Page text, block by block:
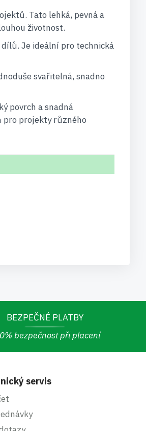
Tato lehká, pevná a
životnost.
Je ideální pro technická
svařitelná, snadno
povrch a snadná
pro projekty různého
BEZPEČNÉ PLATBY
bezpečnost při placení
servis